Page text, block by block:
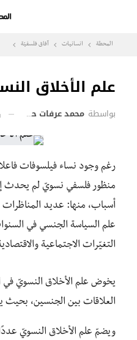
المحطة انسانيات آفاق فلسفيّة‎
علم الأخلاق
بواسطة محمد عرفات حجازي
رغم وجود نساء فيلسوفات
منظور فلسفي نسويّ لم يحدث إلّا
أسباب، منها: عديد
علم السياسة الجنسي في
التغيّرات الاجتماعية
يخوض علم الأخلاق النسويّ في
العلاقات بين الجنسين، بحيث
ويضمّ علم الأخلاق النسويّ